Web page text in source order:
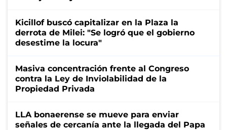
Kicillof buscó capitalizar en la Plaza la
derrota de Milei: "Se logró que el gobierno
desestime la locura"
Masiva concentración frente al Congreso
contra la Ley de Inviolabilidad de la
Propiedad Privada
LLA bonaerense se mueve para enviar
señales de cercanía ante la llegada del Papa